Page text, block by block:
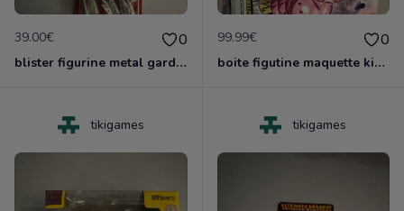
39.00€ 0
blister figurine metal garde laritime lothern gamesworshop neuf blister
99.99€ 0
boite figutine maquette kid buu dragonball z neuf
tikigames tikigames